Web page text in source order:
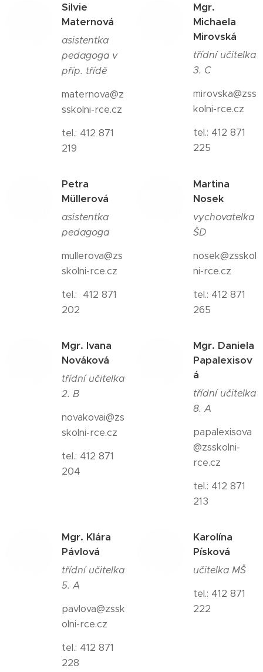
Silvie
Maternová
asistentka
pedagoga v
příp. třídě
maternova@z
sskolni-rce.cz
tel.: 412 871
219
Mgr.
Michaela
Mirovská
třídní učitelka
3. C
mirovska@zss
kolni-rce.cz
tel.: 412 871
225
Petra
Müllerová
asistentka
pedagoga
mullerova@zs
skolni-rce.cz
tel.: 412 871
202
Martina
Nosek
vychovatelka
ŠD
nosek@zsskol
ni-rce.cz
tel.: 412 871
265
Mgr. Ivana
Nováková
třídní učitelka
2. B
novakovai@zs
skolni-rce.cz
tel.: 412 871
204
Mgr. Daniela
Papalexisov
á
třídní učitelka
8. A
papalexisova
@zsskolni-
rce.cz
tel.: 412 871
213
Mgr. Klára
Pávlová
třídní učitelka
5. A
pavlova@zssk
olni-rce.cz
tel.: 412 871
228
Karolína
Písková
učitelka MŠ
tel.: 412 871
222